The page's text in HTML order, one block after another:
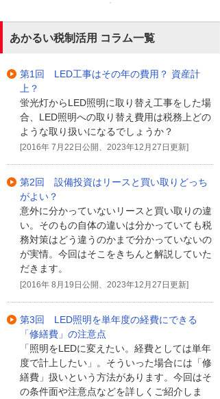
あかるい税制活用 コラム一覧
第1回 LED工事はその年の費用？ 資産計
上？
蛍光灯からLED照明に取り替え工事をした場
合、LED照明への取り替え費用は税務上どの
ような取り扱いになるでしょうか？
[2016年 7月22日公開、2023年12月27日更新]
第2回 設備投資はリースと買い取りどっち
がよい？
意外に分かっていないリースと買い取りの違
い。そのもの自体の違いは分かっていても税
務対策はどう違うのかまで分かっていないの
が実情。今回はそこをきちんと解説していた
だきます。
[2016年 8月19日公開、2023年12月27日更新]
第3回 LED照明を単年度の経費にできる
「修繕費」の注意点
「照明をLEDに変えたい。経費としては単年
度で計上したい」。そういった場合には「修
繕費」扱いという方法があります。今回はそ
の条件面や注意点などを詳しくご紹介しま